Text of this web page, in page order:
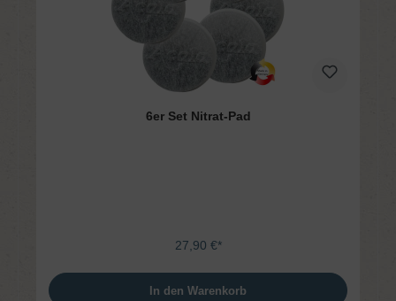
6er Set Nitrat-Pad
27,90 €*
In den Warenkorb